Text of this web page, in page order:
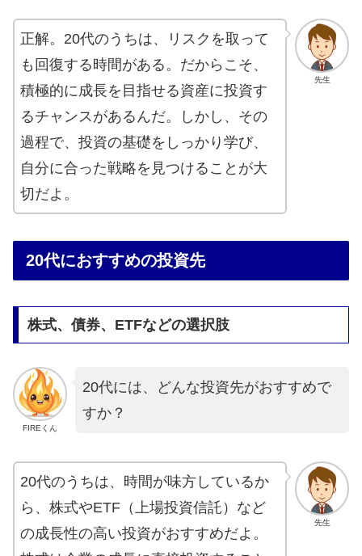
先生
正解。20代のうちは、リスクを取って
も回復する時間がある。だからこそ、
積極的に成長を目指せる資産に投資す
るチャンスがあるんだ。しかし、その
過程で、投資の基礎をしっかり学び、
自分に合った戦略を見つけることが大
切だよ。
20代におすすめの投資先
株式、債券、ETFなどの選択肢
FIREくん
20代には、どんな投資先がおすすめで
すか？
先生
20代のうちは、時間が味方しているか
ら、株式やETF（上場投資信託）など
の成長性の高い投資がおすすめだよ。